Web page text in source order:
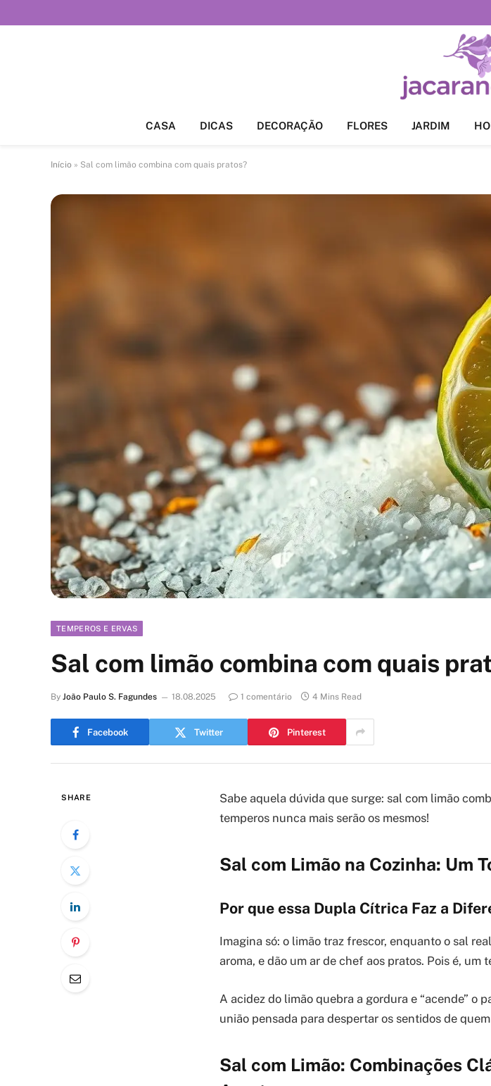
CASA DICAS DECORAÇÃO FLORES JARDIM
Início » Sal com limão combina com quais pratos?
TEMPEROS E ERVAS
Sal com limão combina com quais
By João Paulo S. Fagundes 18.08.2025 1 comentário 4 Mins Read
Facebook Twitter Pinterest
SHARE
Sabe aquela dúvida que surge: sal com limão
temperos nunca mais serão os mesmos!
Sal com Limão na Cozinha: Um
Por que essa Dupla Cítrica Faz a
Imagina só: o limão traz frescor, enquanto o sal
aroma, e dão um ar de chef aos pratos. Pois é, um
A acidez do limão quebra a gordura e “acende” o
união pensada para despertar os sentidos de
Sal com Limão: Combinações